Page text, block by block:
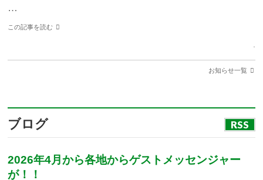
…
この記事を読む
お知らせ一覧
ブログ RSS
2026年4月から各地からゲストメッセンジャー
が！！